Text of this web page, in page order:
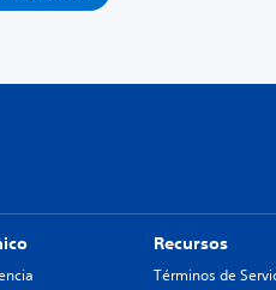
Recursos
Términos de